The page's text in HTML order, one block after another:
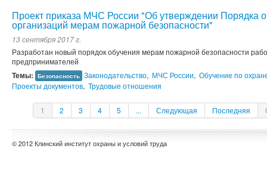
Проект приказа МЧС России "Об утверждении Порядка
организаций мерам пожарной безопасности"
13 сентября 2017 г.
Разработан новый порядок обучения мерам пожарной безопасности
предпринимателей
Темы: Безопасность Законодательство, МЧС России, Обучение по
Проекты документов, Трудовые отношения
1 2 3 4 5 ... Следующая Последняя
© 2012 Клинский институт охраны и условий труда